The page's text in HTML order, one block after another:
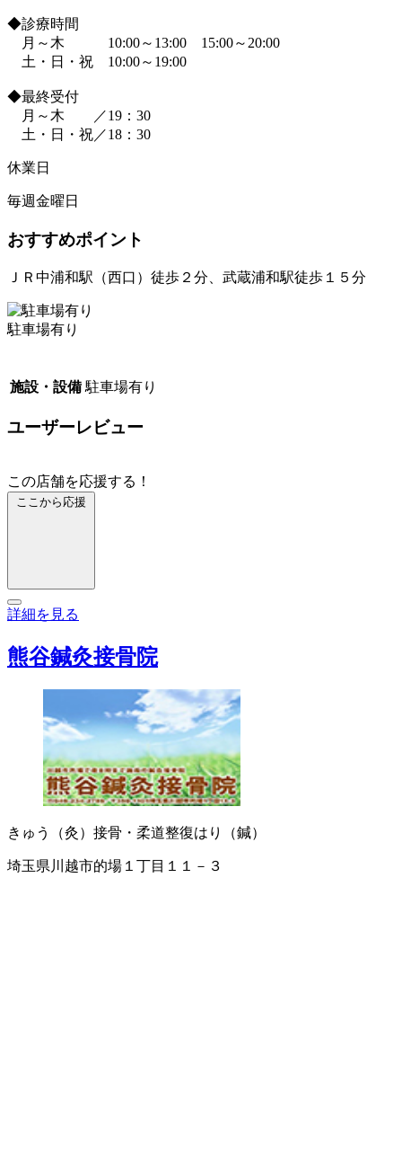
◆診療時間
月～木 10:00～13:00 15:00～20:00
土・日・祝 10:00～19:00
◆最終受付
月～木 ／19：30
土・日・祝／18：30
休業日
毎週金曜日
おすすめポイント
ＪＲ中浦和駅（西口）徒歩２分、武蔵浦和駅徒歩１５分
駐車場有り
施設・設備 駐車場有り
ユーザーレビュー
この店舗を応援する！
ここから応援
詳細を見る
熊谷鍼灸接骨院
きゅう（灸） 接骨・柔道整復はり（鍼）
埼玉県川越市的場１丁目１１－３